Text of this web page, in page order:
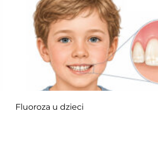
Fluoroza u dzieci